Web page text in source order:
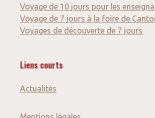
Voyage de 10 jours pour les
Voyage de 7 jours à la foire de
Voyages de découverte de 7 jours
Liens courts
Actualités